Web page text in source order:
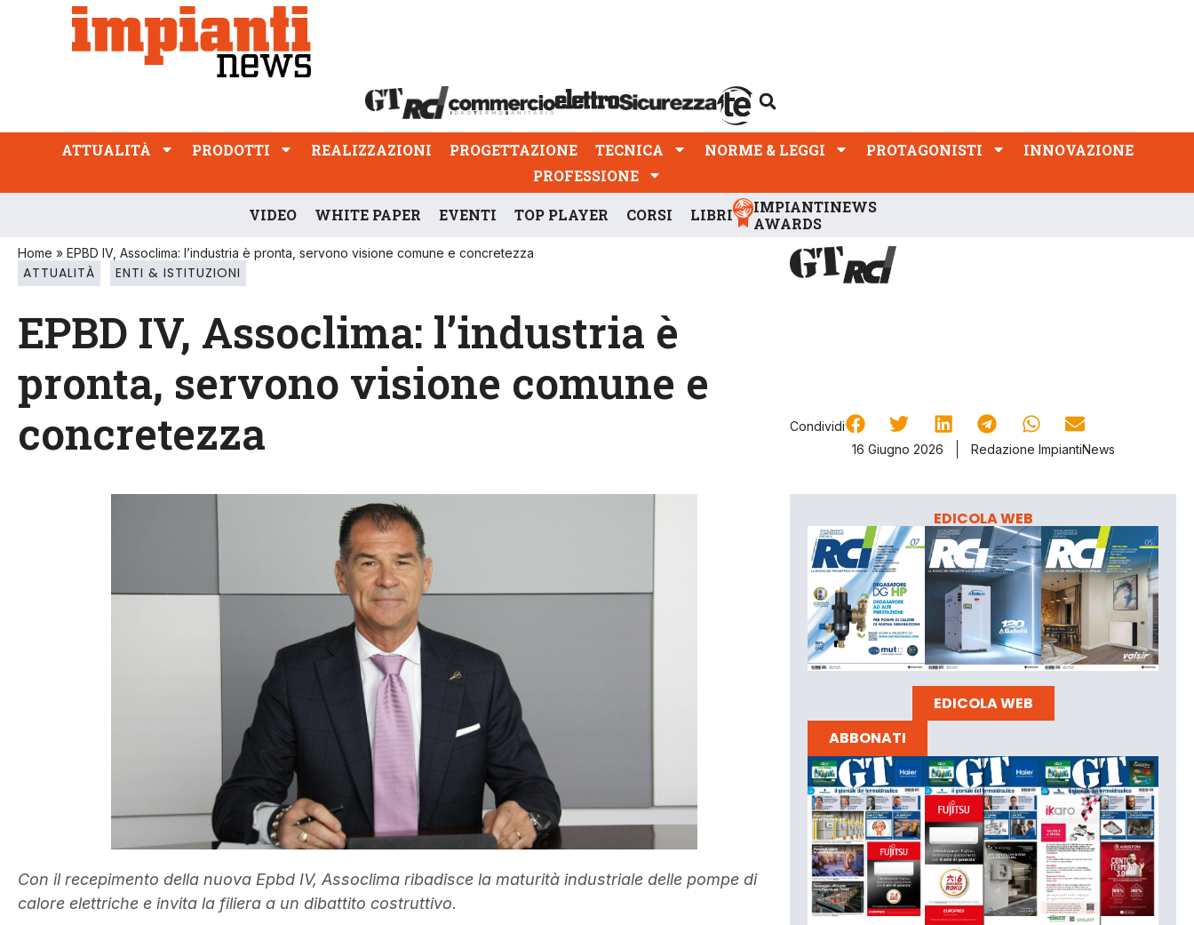
ATTUALITÀ PRODOTTI REALIZZAZIONI
PROFESSIONE
ATTUALITÀ PRODOTTI REALIZZAZIONI PROGETTAZIONE TECNICA NORME & LEGGI PROTAGONISTI
INNOVAZIONE
PROFESSIONE
VIDEO WHITE PAPER EVENTI TOP PLAYER CORSI LIBRI
IMPIANTINEWS
AWARDS
Home » EPBD IV, Assoclima: l’industria è pronta, servono visione comune e concretezza
ATTUALITÀ ENTI & ISTITUZIONI
EPBD IV, Assoclima: l’industria è
pronta, servono visione comune e
concretezza
Condividi
16 Giugno 2026
Redazione ImpiantiNews
Con il recepimento della nuova Epbd IV, Assoclima ribadisce la maturità industriale delle pompe di
calore elettriche e invita la filiera a un dibattito costruttivo.
EDICOLA WEB
EDICOLA WEB
ABBONATI